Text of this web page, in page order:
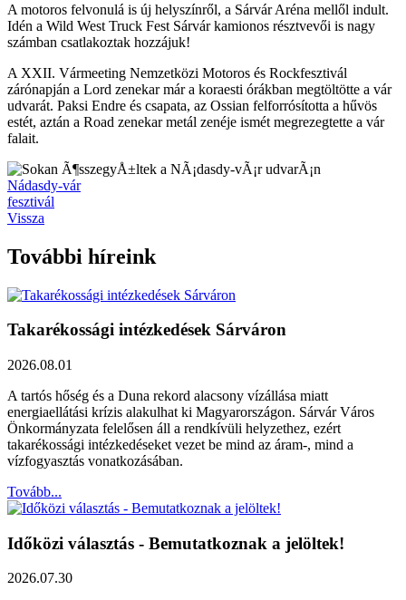
A motoros felvonulá is új helyszínről, a Sárvár Aréna mellől indult.
Idén a Wild West Truck Fest Sárvár kamionos résztvevői is nagy
számban csatlakoztak hozzájuk!
A XXII. Vármeeting Nemzetközi Motoros és Rockfesztivál
zárónapján a Lord zenekar már a koraesti órákban megtöltötte a vár
udvarát. Paksi Endre és csapata, az Ossian felforrósította a hűvös
estét, aztán a Road zenekar metál zenéje ismét megrezegtette a vár
falait.
Nádasdy-vár
fesztivál
Vissza
További híreink
Takarékossági intézkedések Sárváron
2026.08.01
A tartós hőség és a Duna rekord alacsony vízállása miatt
energiaellátási krízis alakulhat ki Magyarországon. Sárvár Város
Önkormányzata felelősen áll a rendkívüli helyzethez, ezért
takarékossági intézkedéseket vezet be mind az áram-, mind a
vízfogyasztás vonatkozásában.
Tovább...
Időközi választás - Bemutatkoznak a jelöltek!
2026.07.30